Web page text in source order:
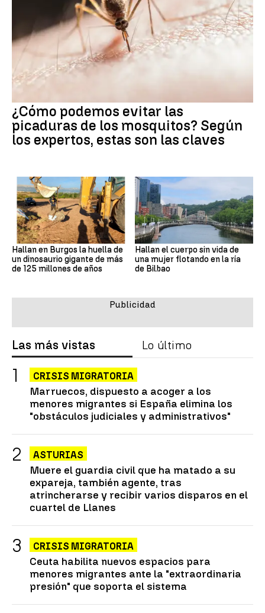
¿Cómo podemos evitar las
picaduras de los mosquitos? Según
los expertos, estas son las claves
Hallan en Burgos la huella de
un dinosaurio gigante de más
de 125 millones de años
Hallan el cuerpo sin vida de
una mujer flotando en la ría
de Bilbao
Las más vistas Lo último
CRISIS MIGRATORIA
Marruecos, dispuesto a acoger a los
menores migrantes si España elimina los
"obstáculos judiciales y administrativos"
ASTURIAS
Muere el guardia civil que ha matado a su
expareja, también agente, tras
atrincherarse y recibir varios disparos en el
cuartel de Llanes
CRISIS MIGRATORIA
Ceuta habilita nuevos espacios para
menores migrantes ante la "extraordinaria
presión" que soporta el sistema